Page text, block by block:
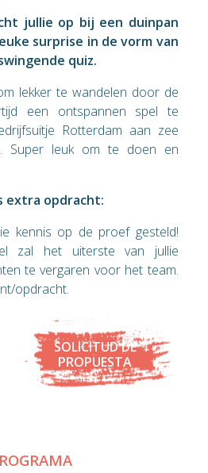
jullie op bij een duinpan
surprise in de vorm van
quiz.
lekker te wandelen door de
een ontspannen spel te
Rotterdam aan zee
Super leuk om te doen en
extra opdracht:
kennis op de proef gesteld!
zal het uiterste van jullie
te vergaren voor het team.
opdracht.
SOLICITUD DE
PROPUESTA